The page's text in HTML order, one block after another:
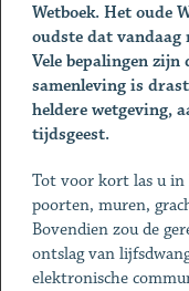
Wetboek. Het oude
oudste dat vandaag
Vele bepalingen zijn
samenleving is
heldere wetgeving,
tijdsgeest.
Tot voor kort las u in
poorten, muren,
Bovendien zou de
ontslag van
elektronische